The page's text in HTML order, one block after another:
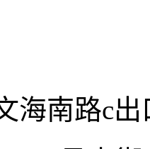
海南路c出